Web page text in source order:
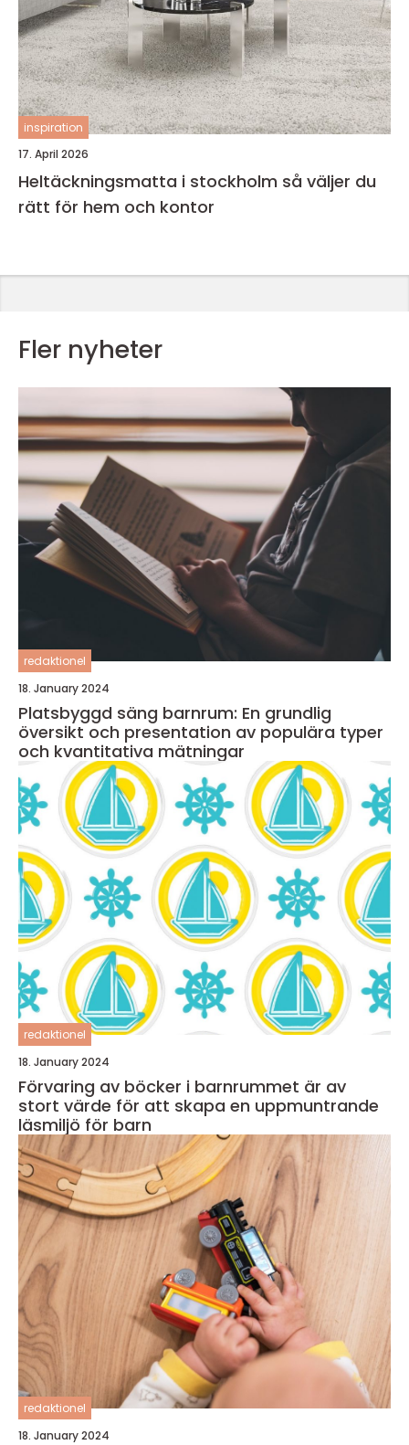
inspiration
17. April 2026
Heltäckningsmatta i stockholm så väljer du
rätt för hem och kontor
Fler nyheter
redaktionel
18. January 2024
Platsbyggd säng barnrum: En grundlig
översikt och presentation av populära typer
och kvantitativa mätningar
redaktionel
18. January 2024
Förvaring av böcker i barnrummet är av
stort värde för att skapa en uppmuntrande
läsmiljö för barn
redaktionel
18. January 2024